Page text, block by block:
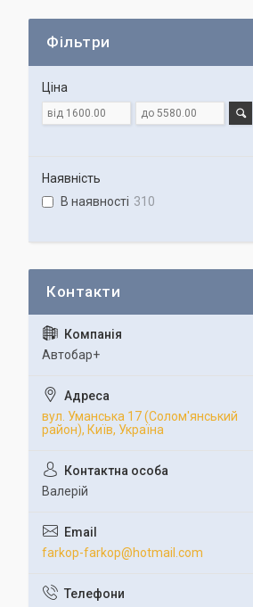
Фільтри
Ціна
Наявність
В наявності 310
Автобар+
вул. Уманська 17 (Солом'янський
район), Київ, Україна
Валерій
farkop-farkop@hotmail.com